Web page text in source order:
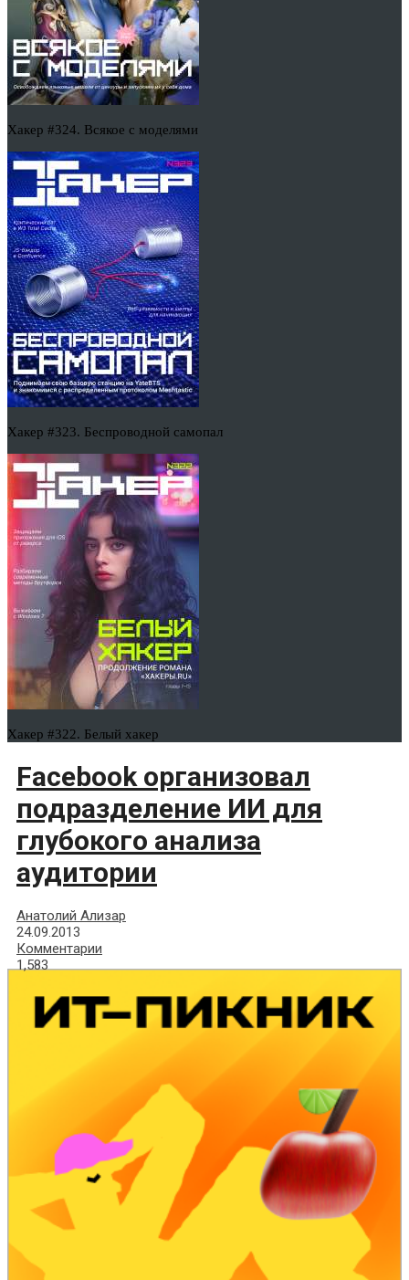
Хакер #324. Всякое с моделями
Хакер #323. Беспроводной самопал
Хакер #322. Белый хакер
Facebook организовал
подразделение ИИ для
глубокого анализа
аудитории
Анатолий Ализар
24.09.2013
Комментарии
1,583